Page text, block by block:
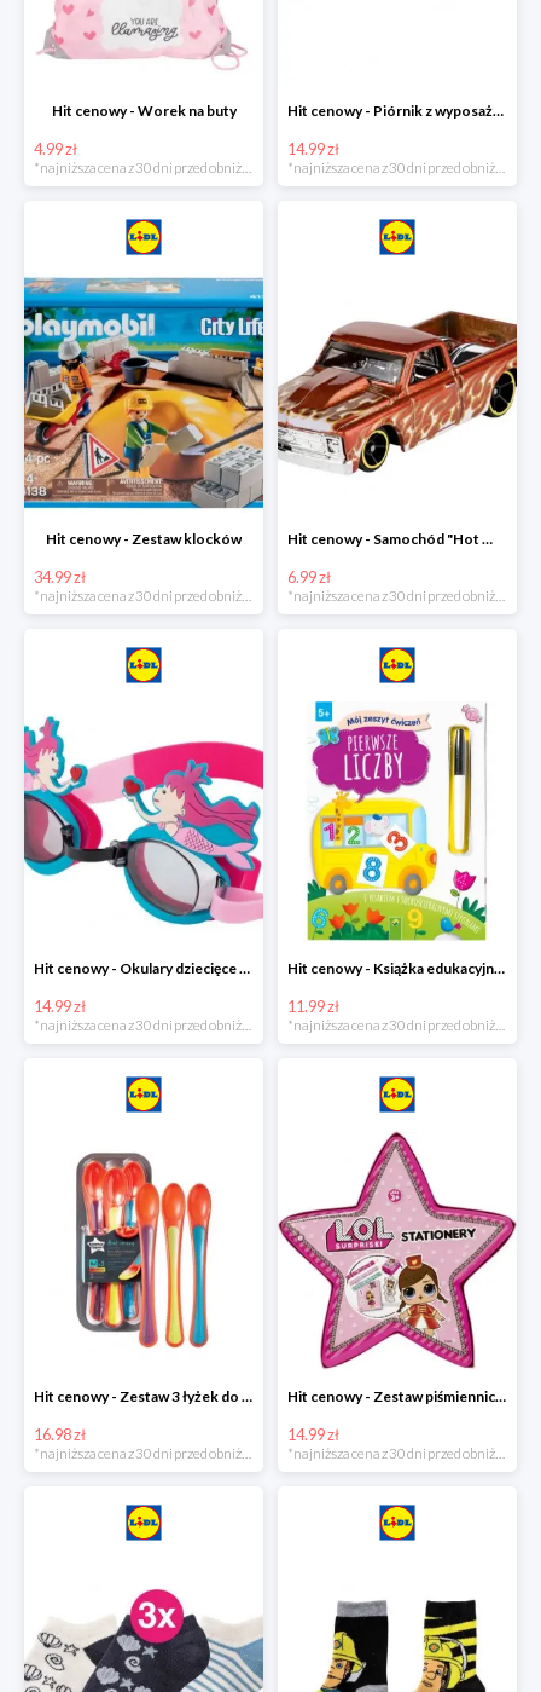
Hit cenowy - Worek na buty
4.99 zł
Hit cenowy - Piórnik z wyposażeniem
14.99 zł
Hit cenowy - Zestaw klocków
34.99 zł
*najniższa cena z 30 dni przed obniżką
Hit cenowy - Samochód "Hot Wheels"
6.99 zł
*najniższa cena z 30 dni przed obniżką
Hit cenowy - Okulary dziecięce do pływania
14.99 zł
Hit cenowy - Książka edukacyjna z pisakiem
11.99 zł
Hit cenowy - Zestaw 3 łyżek do karmienia wskazujących stopień ciepła
16.98 zł
*najniższa cena z 30 dni przed obniżką
Hit cenowy - Zestaw piśmienniczy dla dzieci
14.99 zł
*najniższa cena z 30 dni przed obniżką